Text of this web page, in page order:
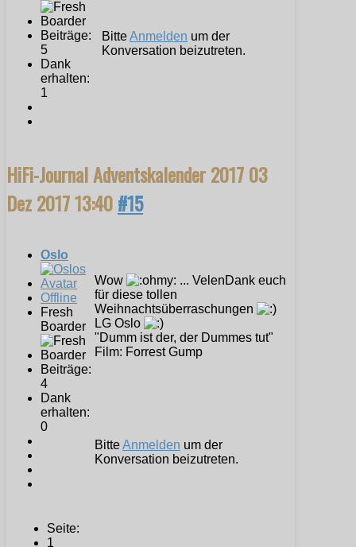
Beiträge:
5
Dank
erhalten:
1
BitteAnmelden um der
Konversation beizutreten.
HiFi-Journal Adventskalender 201703
Dez 2017 13:40#15
Oslo
Offline
Fresh
Boarder
Beiträge:
4
Dank
erhalten:
0
Wow
... VelenDank euch
für diese tollen
Weihnachtsüberraschungen
LG Oslo
"Dumm ist der, der Dummes tut"
Film: Forrest Gump
BitteAnmelden um der
Konversation beizutreten.
Seite:
1